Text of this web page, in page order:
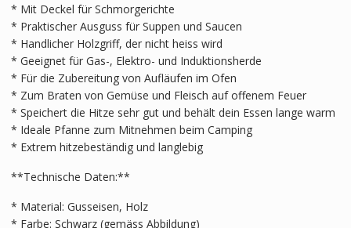
* Mit Deckel für Schmorgerichte
* Praktischer Ausguss für Suppen und Saucen
* Handlicher Holzgriff, der nicht heiss wird
* Geeignet für Gas-, Elektro- und Induktionsherde
* Für die Zubereitung von Aufläufen im Ofen
* Zum Braten von Gemüse und Fleisch auf offenem Feuer
* Speichert die Hitze sehr gut und behält dein Essen lange warm
* Ideale Pfanne zum Mitnehmen beim Camping
* Extrem hitzebeständig und langlebig
**Technische Daten:**
* Material: Gusseisen, Holz
* Farbe: Schwarz (gemäss Abbildung)